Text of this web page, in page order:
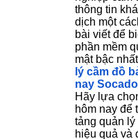
thông tin
dịch một
bài viết để
phần mềm
mật bậc
lý cầm đồ
nay Socado
Hãy lựa
hôm nay để
tảng quản lý
hiệu quả và